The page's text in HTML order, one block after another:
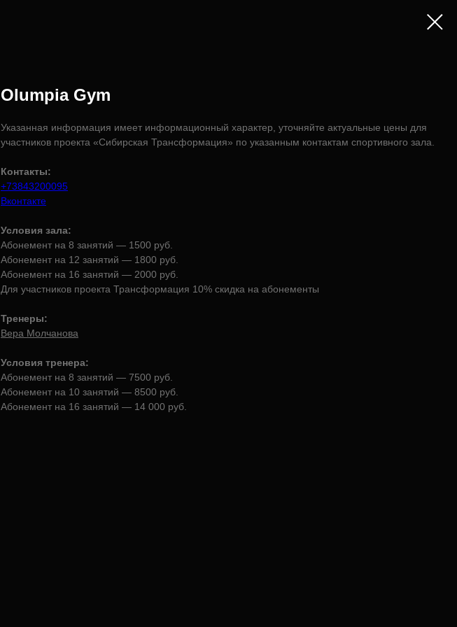
Olumpia Gym
Указанная информация имеет информационный характер, уточняйте актуальные цены для
участников проекта «Сибирская Трансформация» по указанным контактам спортивного зала.
Контакты:
+73843200095
Вконтакте
Условия зала:
Абонемент на 8 занятий — 1500 руб.
Абонемент на 12 занятий — 1800 руб.
Абонемент на 16 занятий — 2000 руб.
Для участников проекта Трансформация 10% скидка на абонементы
Тренеры:
Вера Молчанова
Условия тренера:
Абонемент на 8 занятий — 7500 руб.
Абонемент на 10 занятий — 8500 руб.
Абонемент на 16 занятий — 14 000 руб.